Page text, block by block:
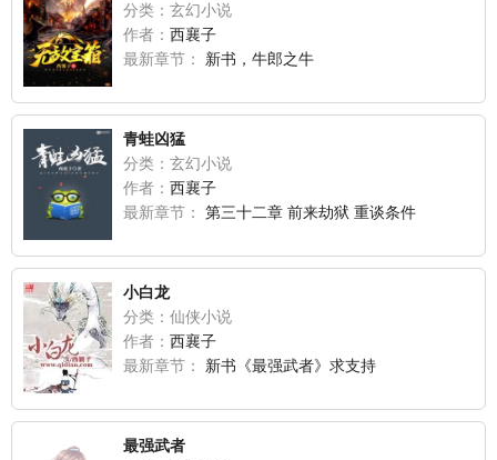
分类：玄幻小说
作者： 西襄子
最新章节：
新书，牛郎之牛
青蛙凶猛
分类：玄幻小说
作者： 西襄子
最新章节：
第三十二章 前来劫狱 重谈条件
小白龙
分类：仙侠小说
作者： 西襄子
最新章节：
新书《最强武者》求支持
最强武者